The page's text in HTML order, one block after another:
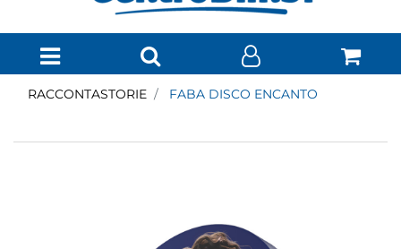
Open menu
RACCONTASTORIE FABA DISCO ENCANTO